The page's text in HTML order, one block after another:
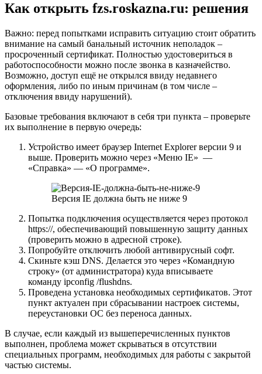
Как открыть fzs.roskazna.ru: решения
Важно: перед попытками исправить ситуацию стоит обратить
внимание на самый банальный источник неполадок –
просроченный сертификат. Полностью удостовериться в
работоспособности можно после звонка в казначейство.
Возможно, доступ ещё не открылся ввиду недавнего
оформления, либо по иным причинам (в том числе –
отключения ввиду нарушений).
Базовые требования включают в себя три пункта – проверьте
их выполнение в первую очередь:
Устройство имеет браузер Internet Explorer версии 9 и
выше. Проверить можно через «Меню IE» —
«Справка» — «О программе».
Версия IE должна быть не ниже 9
Попытка подключения осуществляется через протокол
https://, обеспечивающий повышенную защиту данных
(проверить можно в адресной строке).
Попробуйте отключить любой антивирусный софт.
Скиньте кэш DNS. Делается это через «Командную
строку» (от администратора) куда вписываете
команду ipconfig /flushdns.
Проведена установка необходимых сертификатов. Этот
пункт актуален при сбрасывании настроек системы,
переустановки ОС без переноса данных.
В случае, если каждый из вышеперечисленных пунктов
выполнен, проблема может скрываться в отсутствии
специальных программ, необходимых для работы с закрытой
частью системы.